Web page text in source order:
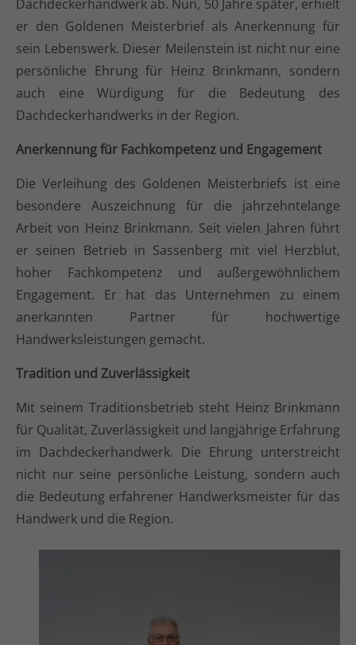
info@yourdomain.com
About us
Lorem ipsum dolor sit amet, consectetuer
adipiscing elit.
Aenean commodo ligula eget dolor. Aenean massa.
Cum sociis natoque penatibus et magnis dis
parturient montes, nascetur ridiculus mus. Donec
quam felis, ultricies nec.
Dachdeckerhandwerk ab. Nun, 50 Jahre später, erhielt
er den Goldenen Meisterbrief als Anerkennung für
sein Lebenswerk. Dieser Meilenstein ist nicht nur eine
persönliche Ehrung für Heinz Brinkmann, sondern
auch eine Würdigung für die Bedeutung des
Dachdeckerhandwerks in der Region.
Anerkennung für Fachkompetenz und Engagement
Die Verleihung des Goldenen Meisterbriefs ist eine
besondere Auszeichnung für die jahrzehntelange
Arbeit von Heinz Brinkmann. Seit vielen Jahren führt
er seinen Betrieb in Sassenberg mit viel Herzblut,
hoher Fachkompetenz und außergewöhnlichem
Engagement. Er hat das Unternehmen zu einem
anerkannten Partner für hochwertige
Handwerksleistungen gemacht.
Tradition und Zuverlässigkeit
Mit seinem Traditionsbetrieb steht Heinz Brinkmann
für Qualität, Zuverlässigkeit und langjährige Erfahrung
im Dachdeckerhandwerk. Die Ehrung unterstreicht
nicht nur seine persönliche Leistung, sondern auch
die Bedeutung erfahrener Handwerksmeister für das
Handwerk und die Region.